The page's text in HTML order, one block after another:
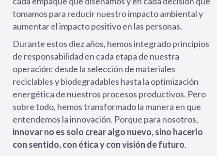
tomamos para reducir nuestro impacto ambiental y
aumentar el impacto positivo en las personas.
Durante estos diez años, hemos integrado principios
de responsabilidad en cada etapa de nuestra
operación: desde la selección de materiales
reciclables y biodegradables hasta la optimización
energética de nuestros procesos productivos. Pero
sobre todo, hemos transformado la manera en que
entendemos la innovación. Porque para nosotros,
innovar no es solo crear algo nuevo, sino hacerlo
con sentido, con ética y con visión de futuro.